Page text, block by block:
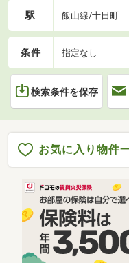
駅 飯山線/十日町
条件 指定なし
検索条件を保存
お気に入り物件